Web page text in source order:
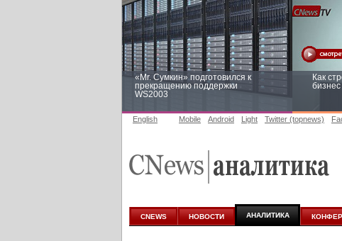
«Mr. Сумкин» подготовился к
прекращению поддержки
WS2003
Как
аналитике
English Mobile Android Light Twitter (topnews)
CNEWS НОВОСТИ АНАЛИТИКА